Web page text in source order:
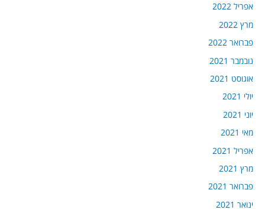
אפריל 2022
מרץ 2022
פברואר 2022
נובמבר 2021
אוגוסט 2021
יולי 2021
יוני 2021
מאי 2021
אפריל 2021
מרץ 2021
פברואר 2021
ינואר 2021